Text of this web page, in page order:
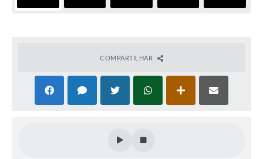
COMPARTILHAR